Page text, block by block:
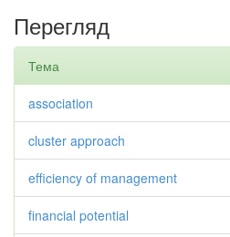
Перегляд
Тема
association
cluster approach
efficiency of management
financial potential